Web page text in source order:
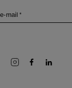
e-mail *